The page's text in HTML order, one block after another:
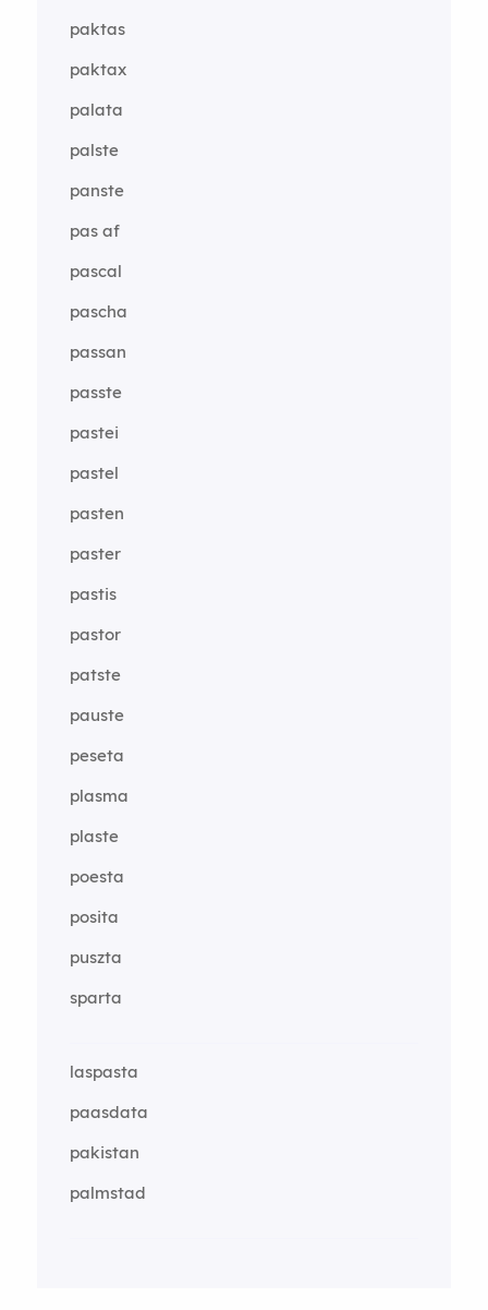
paktas
paktax
palata
palste
panste
pas af
pascal
pascha
passan
passte
pastei
pastel
pasten
paster
pastis
pastor
patste
pauste
peseta
plasma
plaste
poesta
posita
puszta
sparta
laspasta
paasdata
pakistan
palmstad